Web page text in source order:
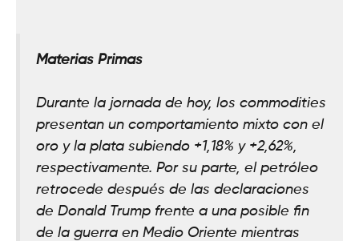
Materias Primas
Durante la jornada de hoy, los commodities
presentan un comportamiento mixto con el
oro y la plata subiendo +1,18% y +2,62%,
respectivamente. Por su parte, el petróleo
retrocede después de las declaraciones
de Donald Trump frente a una posible fin
de la guerra en Medio Oriente mientras